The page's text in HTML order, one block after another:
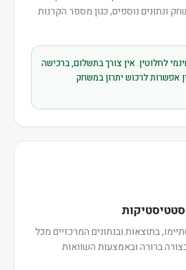
ונתונים נוספים, כגון מספר הקרנות
לחלוטין. אין צורך בתשלום, ברכישה
אפשרות לרכוש יתרון במשחק
בתוצאות ובנתונים המרכזיים מכל
ברורה ובאמצעות השוואות